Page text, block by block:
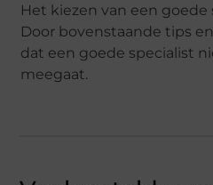
Het kiezen van een goede
Door bovenstaande tips
dat een goede specialist
meegaat.